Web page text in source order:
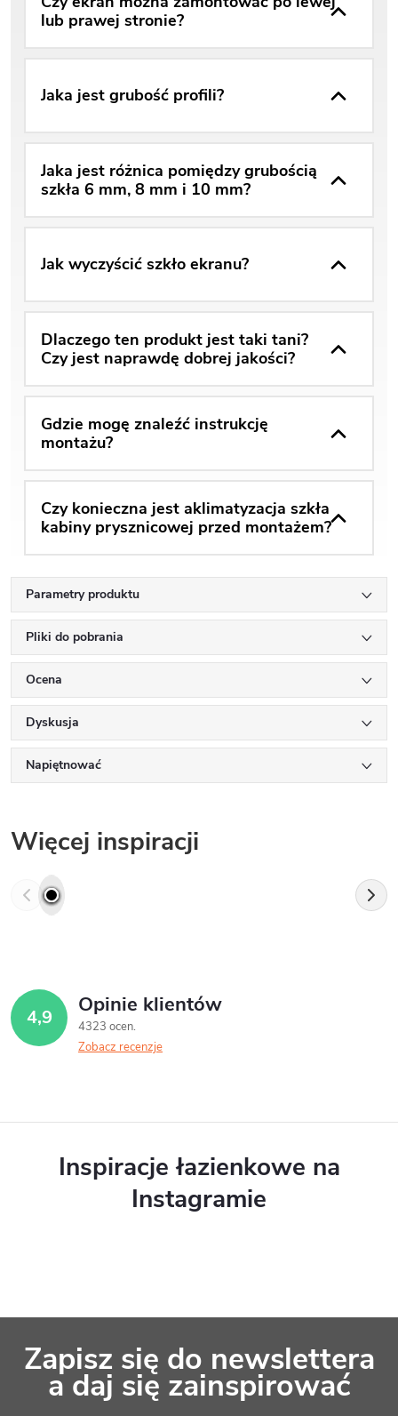
lub prawej stronie?
Jaka jest grubość profili?
Jaka jest różnica pomiędzy grubością
szkła 6 mm, 8 mm i 10 mm?
Jak wyczyścić szkło ekranu?
Dlaczego ten produkt jest taki tani?
Czy jest naprawdę dobrej jakości?
Gdzie mogę znaleźć instrukcję
montażu?
Czy konieczna jest aklimatyzacja szkła
kabiny prysznicowej przed montażem?
Parametry produktu
Pliki do pobrania
Ocena
Dyskusja
Napiętnować
Więcej inspiracji
4,9 Opinie klientów
4323 ocen
Zobacz recenzje
Inspiracje łazienkowe na
Instagramie
Zapisz się do newslettera
a daj się zainspirować